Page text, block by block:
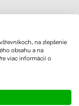
si stôl
počas
na zlepšenie
obsahu a na
viac informácií o